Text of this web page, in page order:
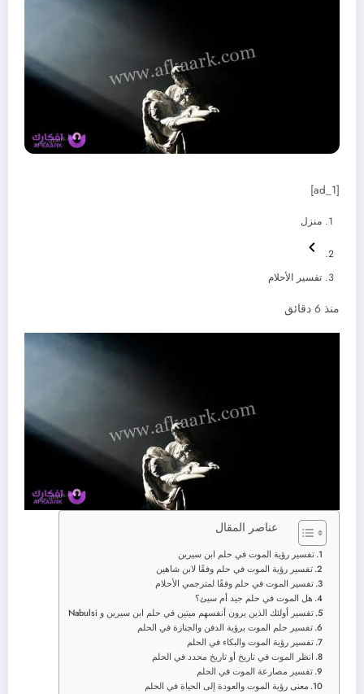
[ad_1]
منزل
تفسير الأحلام
منذ 6 دقائق
عناصر المقال
تفسير رؤية الموت في حلم ابن سيرين
تفسير رؤية الموت في حلم وفقًا لابن شاهين
تفسير الموت في حلم وفقًا لمترجمي الأحلام
هل الموت في حلم جيد أم سيئ؟
تفسير أولئك الذين يرون أنفسهم ميتين في حلم ابن سيرين و Nabulsi
تفسير حلم الموت برؤية الدفن والجنازة في الحلم
تفسير رؤية الموت والبكاء في الحلم
انظر الموت في تاريخ أو تاريخ محدد في الحلم
تفسير مصارعة الموت في الحلم
معنى رؤية الموت والعودة إلى الحياة في الحلم